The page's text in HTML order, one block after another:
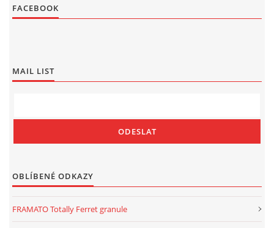
FACEBOOK
MAIL LIST
OBLÍBENÉ ODKAZY
FRAMATO Totally Ferret granule